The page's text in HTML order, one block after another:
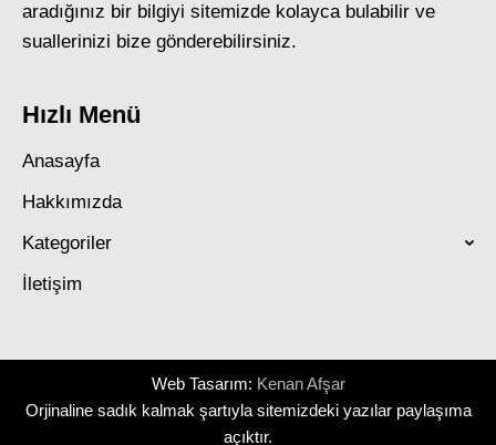
aradığınız bir bilgiyi sitemizde kolayca bulabilir ve
suallerinizi bize gönderebilirsiniz.
Hızlı Menü
Anasayfa
Hakkımızda
Kategoriler
İletişim
Web Tasarım: Kenan Afşar
Orjinaline sadık kalmak şartıyla sitemizdeki yazılar paylaşıma
açıktır.